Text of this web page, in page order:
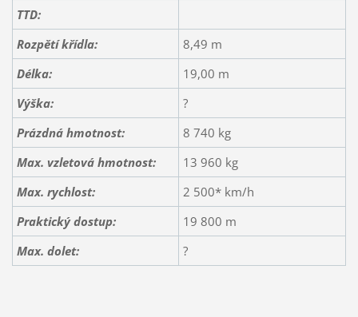
TTD:
Rozpětí křídla:
8,49 m
Délka:
19,00 m
Výška:
?
Prázdná hmotnost:
8 740 kg
Max. vzletová hmotnost:
13 960 kg
Max. rychlost:
2 500* km/h
Praktický dostup:
19 800 m
Max. dolet:
?